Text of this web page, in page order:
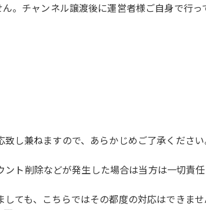
。チャンネル譲渡後に運営者様ご自身で行
し兼ねますので、あらかじめご了承ください
ト削除などが発生した場合は当方は一切責
ても、こちらではその都度の対応はできませ